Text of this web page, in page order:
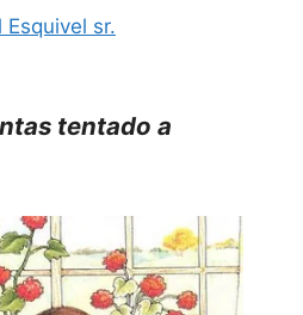
Esquivel sr.
tentado a